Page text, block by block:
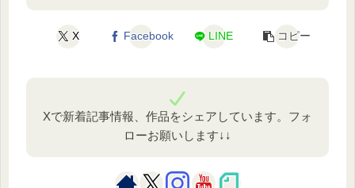
X Facebook LINE コピー
Xで新着記事情報、作品をシェアしています。フォ
ローお願いします↓↓